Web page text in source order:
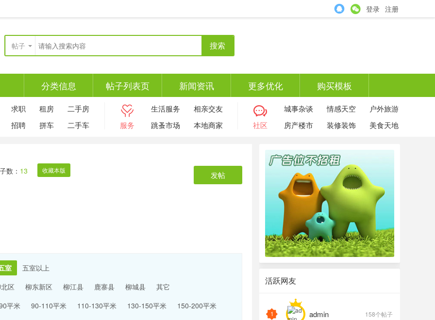
登录 注册
帖子 搜索
分类信息 帖子列表页 新闻资讯 更多优化 购买模板
求职 租房
二手房
招聘
拼车 二手车 服务
生活服务
相亲交友
跳蚤市场
本地商家 社区
城事杂谈 情感天空
户外旅游
房产楼市
装修装饰 美食天地
数： 13 收藏本版 发帖
室
五室以上
区
柳东新区 柳江县 鹿寨县 柳城县
其它
平米
90-110平米 110-130平米 130-150平米 150-200平米
活跃网友
1 admin 158个帖子